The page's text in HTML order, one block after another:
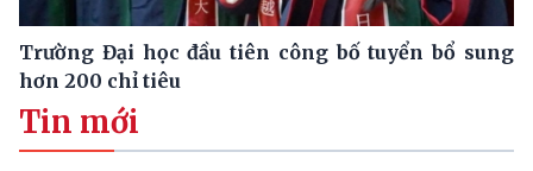
Trường Đại học đầu tiên công bố tuyển bổ sung
hơn 200 chỉ tiêu
Tin mới